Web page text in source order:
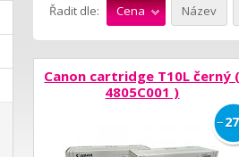
Řadit dle: Cena Název
Canon cartridge T10L černý
4805C001 )
−27